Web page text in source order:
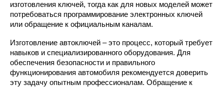
изготовления ключей, тогда как для новых моделей может
потребоваться программирование электронных ключей
или обращение к официальным каналам.
Изготовление автоключей – это процесс, который требует
навыков и специализированного оборудования. Для
обеспечения безопасности и правильного
функционирования автомобиля рекомендуется доверить
эту задачу опытным профессионалам. Обращение к